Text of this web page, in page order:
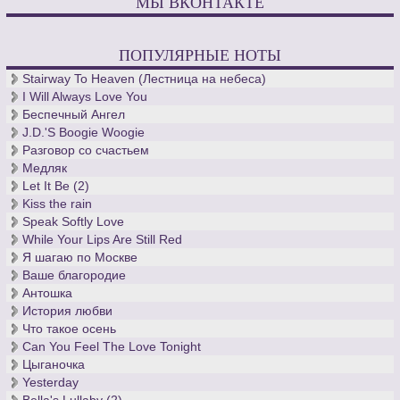
ПОПУЛЯРНЫЕ НОТЫ
Stairway To Heaven (Лестница на небеса)
I Will Always Love You
Беспечный Ангел
J.D.'S Boogie Woogie
Разговор со счастьем
Медляк
Let It Be (2)
Kiss the rain
Speak Softly Love
While Your Lips Are Still Red
Я шагаю по Москве
Ваше благородие
Антошка
История любви
Что такое осень
Can You Feel The Love Tonight
Цыганочка
Yesterday